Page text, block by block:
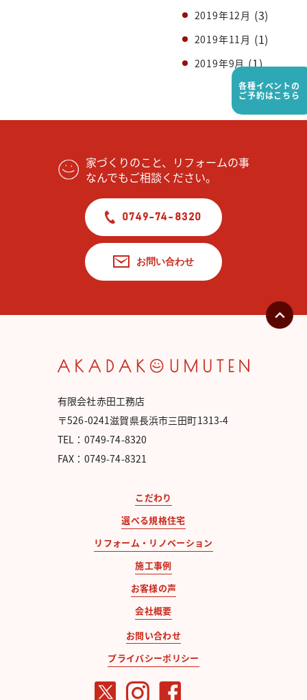
各種イベントの
ご予約はこちら
2019年12月 (3)
2019年11月 (1)
2019年9月(1)
家づくりのこと、リフォームの事
なんでもご相談ください。
0749-74-8320
お問い合わせ
有限会社赤田工務店
〒526-0241滋賀県長浜市三田町1313-4
TEL：0749-74-8320
FAX：0749-74-8321
こだわり
選べる規格住宅
リフォーム・リノベーション
施工事例
お客様の声
会社概要
お問い合わせ
プライバシーポリシー